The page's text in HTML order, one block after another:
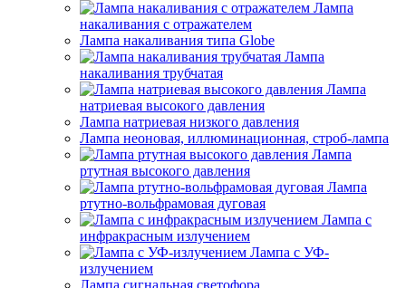
Лампа
накаливания с отражателем
Лампа накаливания типа Globe
Лампа
накаливания трубчатая
Лампа
натриевая высокого давления
Лампа натриевая низкого давления
Лампа неоновая, иллюминационная, строб-лампа
Лампа
ртутная высокого давления
Лампа
ртутно-вольфрамовая дуговая
Лампа с
инфракрасным излучением
Лампа с УФ-
излучением
Лампа сигнальная светофора